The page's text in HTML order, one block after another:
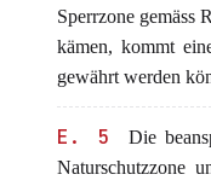
Sperrzone gemäss
kämen, kommt
gewährt werden
E. 5
Die
Naturschutzzone